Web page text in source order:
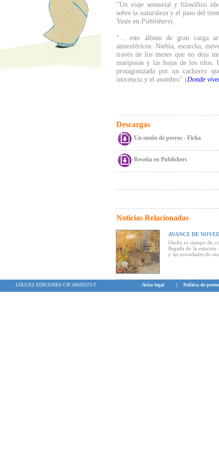
"Un viaje sensorial y filosófico
sobre la naturaleza y el paso del
Yuste en Publishers).
"... este álbum de gran carga
atmosféricos. Niebla, escarcha,
través de los meses que no deja
mariposas y las hojas de los tilos.
protagonizada por un cachorro
inocencia y el asombro" (Donde
Descargas
Un otoño de perros - Ficha
Reseña en Publishers
Noticias Relacionadas
AVANCE DE
Otoño es tiempo de
llegada de la
y las novedades de
LÓGUEZ EDICIONES CIF:09693373-T Aviso legal | Política de